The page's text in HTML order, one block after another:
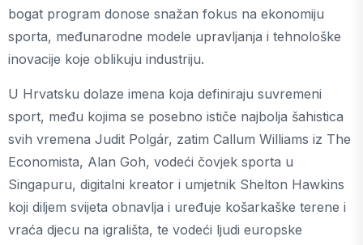
bogat program donose snažan fokus na ekonomiju
sporta, međunarodne modele upravljanja i tehnološke
inovacije koje oblikuju industriju.
U Hrvatsku dolaze imena koja definiraju suvremeni
sport, među kojima se posebno ističe najbolja šahistica
svih vremena Judit Polgár, zatim Callum Williams iz The
Economista, Alan Goh, vodeći čovjek sporta u
Singapuru, digitalni kreator i umjetnik Shelton Hawkins
koji diljem svijeta obnavlja i uređuje košarkaške terene i
vraća djecu na igrališta, te vodeći ljudi europske